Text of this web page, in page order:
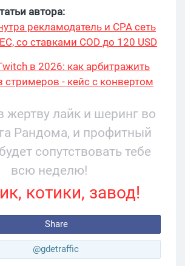
автора:
рекламодатель и CPA сеть
со ставками COD до 120 USD
в 2026: как арбитражить
стримеров - кейс с конвертом
жертву лайк и шеринг во
Рандома, и профитный
сопутствовать тебе
всю неделю!
котики, завод!
Share
@gdetraffic